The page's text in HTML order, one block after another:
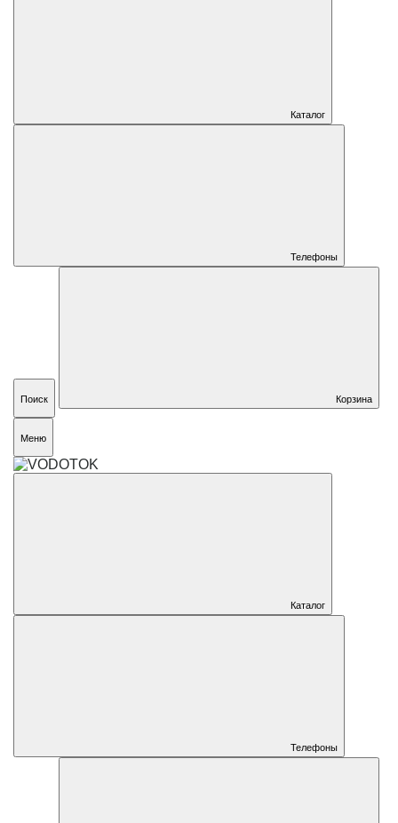
Каталог
Телефоны
Поиск Корзина
Меню
Каталог
Телефоны